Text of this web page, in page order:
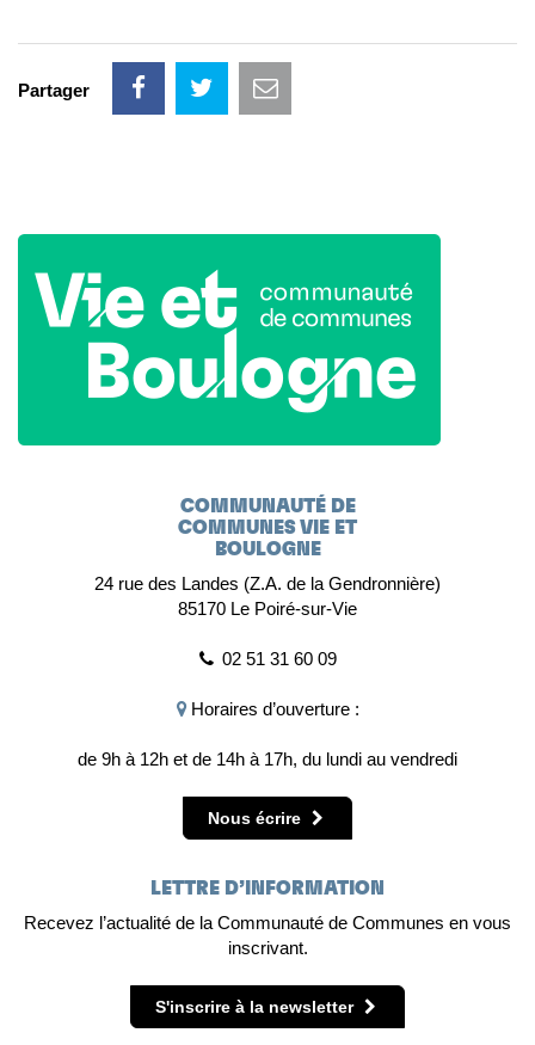
Partager
COMMUNAUTÉ DE
COMMUNES VIE ET
BOULOGNE
24 rue des Landes (Z.A. de la Gendronnière)
85170 Le Poiré-sur-Vie
02 51 31 60 09
Horaires d’ouverture :
de 9h à 12h et de 14h à 17h, du lundi au vendredi
Nous écrire
LETTRE D’INFORMATION
Recevez l’actualité de la Communauté de Communes en vous
inscrivant.
S'inscrire à la newsletter